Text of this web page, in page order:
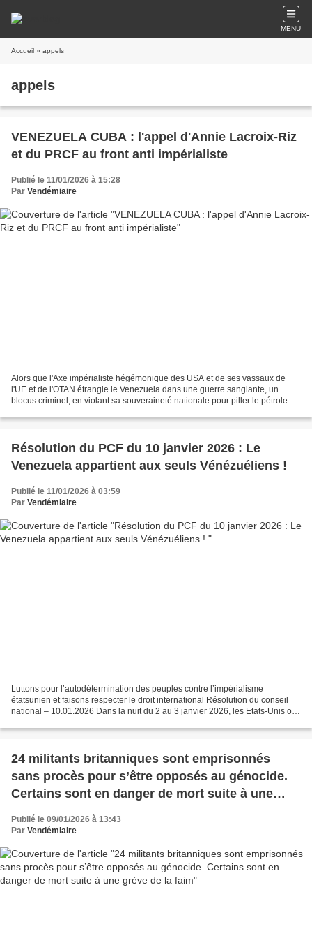
MENU
Accueil » appels
appels
VENEZUELA CUBA : l'appel d'Annie Lacroix-Riz
et du PRCF au front anti impérialiste
Publié le 11/01/2026 à 15:28
Par Vendémiaire
Alors que l'Axe impérialiste hégémonique des USA et de ses vassaux de
l'UE et de l'OTAN étrangle le Venezuela dans une guerre sanglante, un
blocus criminel, en violant sa souveraineté nationale pour piller le pétrole du
Résolution du PCF du 10 janvier 2026 : Le
Venezuela appartient aux seuls Vénézuéliens !
Publié le 11/01/2026 à 03:59
Par Vendémiaire
Luttons pour l’autodétermination des peuples contre l’impérialisme
étatsunien et faisons respecter le droit international Résolution du conseil
national – 10.01.2026 Dans la nuit du 2 au 3 janvier 2026, les Etats-Unis ont
24 militants britanniques sont emprisonnés
sans procès pour s’être opposés au génocide.
Certains sont en danger de mort suite à une
grève de la faim
Publié le 09/01/2026 à 13:43
Par Vendémiaire